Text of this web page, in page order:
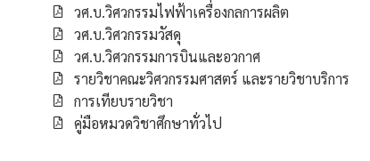
วศ.บ.วิศวกรรมไฟฟ้าเครื่องกลการผลิต
วศ.บ.วิศวกรรมวัสดุ
วศ.บ.วิศวกรรมการบินและอวกาศ
รายวิชาคณะวิศวกรรมศาสตร์ และรายวิชาบริการ
การเทียบรายวิชา
คู่มือหมวดวิชาศึกษาทั่วไป